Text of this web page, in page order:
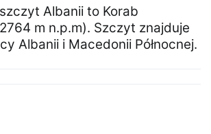
Albanii to Korab
m n.p.m). Szczyt znajduje
Albanii i Macedonii Północnej.